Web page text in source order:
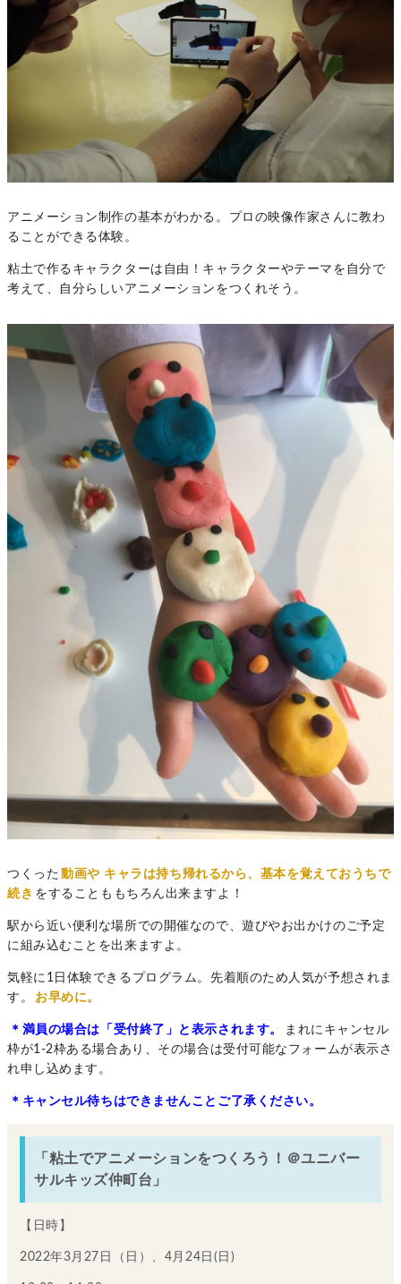
アニメーション制作の基本がわかる。プロの映像作家さんに教わ
ることができる体験。
粘土で作るキャラクターは自由！キャラクターやテーマを自分で
考えて、自分らしいアニメーションをつくれそう。
つくった 動画や キャラは持ち帰れるから、基本を覚えておうちで
続き をすることももちろん出来ますよ！
駅から近い便利な場所での開催なので、遊びやお出かけのご予定
に組み込むことを出来ますよ。
気軽に1日体験できるプログラム。先着順のため人気が予想されま
す。
お早めに。
＊満員の場合は「受付終了」と表示されます。
まれにキャンセル
枠が1-2枠ある場合あり、その場合は受付可能なフォームが表示さ
れ申し込めます。
＊キャンセル待ちはできませんことご了承ください。
「粘土でアニメーションをつくろう！＠ユニバー
サルキッズ仲町台」
【日時】
2022年3月27日（日）、4月24日(日)